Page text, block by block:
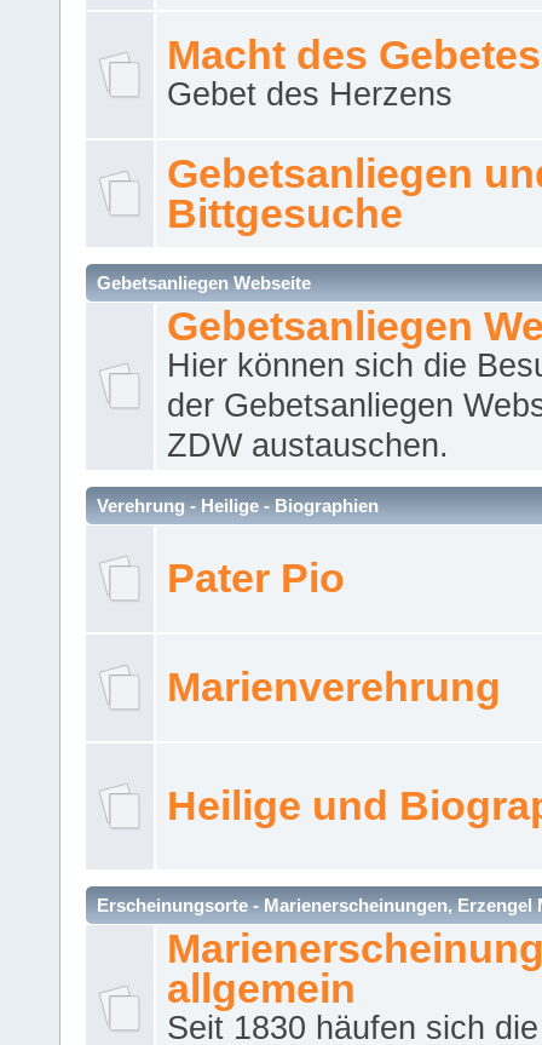
Macht des Gebetes
Gebet des Herzens
Gebetsanliegen
Bittgesuche
Gebetsanliegen Webseite
Gebetsanliegen
Hier können sich die
der Gebetsanliegen
ZDW austauschen.
Verehrung - Heilige - Biographien
Pater Pio
Marienverehrung
Heilige und
Erscheinungsorte - Marienerscheinungen, Erzengel
allgemein
Seit 1830 häufen sich